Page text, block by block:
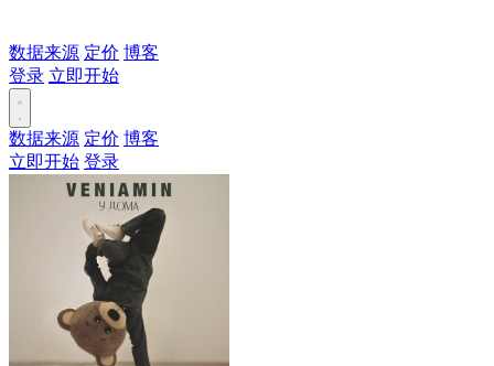
数据来源 定价 博客
登录 立即开始
数据来源 定价 博客
立即开始 登录